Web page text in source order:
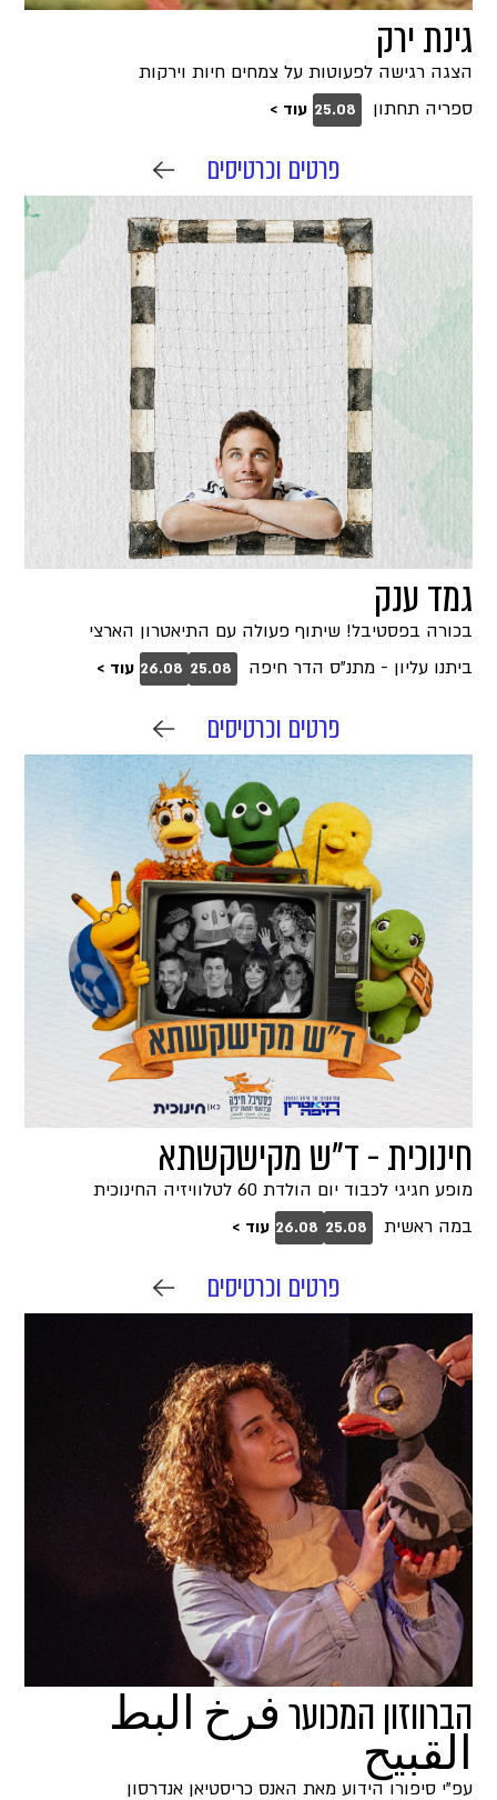
גינת ירק
הצגה רגישה לפעוטות על צמחים חיות וירקות
ספריה תחתון
25.08 עוד >
פרטים וכרטיסים
גמד ענק
בכורה בפסטיבל! שיתוף פעולה עם התיאטרון הארצי
ביתנו עליון - מתנ"ס הדר חיפה
25.08
26.08 עוד >
פרטים וכרטיסים
חינוכית - ד"ש מקישקשתא
מופע חגיגי לכבוד יום הולדת 60 לטלוויזיה החינוכית
במה ראשית
25.08
26.08 עוד >
פרטים וכרטיסים
הברווזון המכוער فرخ البط
القبيح
עפ"י סיפורו הידוע מאת האנס כריסטיאן אנדרסון